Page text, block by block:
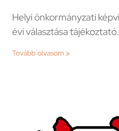
Helyi önkormányzati
évi választása tájékoztató.
Tovább olvasom »